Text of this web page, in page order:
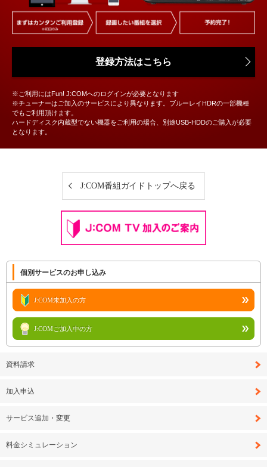
登録方法はこちら
※ご利用にはFun! J:COMへのログインが必要となります
※チューナーはご加入のサービスにより異なります。ブルーレイHDRの一部機種
でもご利用頂けます。
ハードディスク内蔵型でない機器をご利用の場合、別途USB-HDDのご購入が必要
となります。
J:COM番組ガイドトップへ戻る
個別サービスのお申し込み
J:COM未加入の方
J:COMご加入中の方
資料請求
加入申込
サービス追加・変更
料金シミュレーション